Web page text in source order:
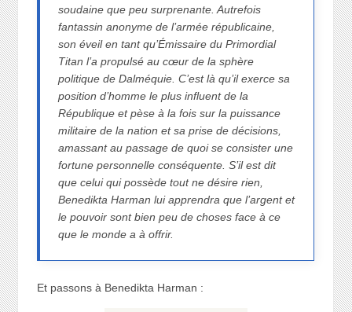
soudaine que peu surprenante. Autrefois
fantassin anonyme de l’armée républicaine,
son éveil en tant qu’Émissaire du Primordial
Titan l’a propulsé au cœur de la sphère
politique de Dalméquie. C’est là qu’il exerce sa
position d’homme le plus influent de la
République et pèse à la fois sur la puissance
militaire de la nation et sa prise de décisions,
amassant au passage de quoi se consister une
fortune personnelle conséquente. S’il est dit
que celui qui possède tout ne désire rien,
Benedikta Harman lui apprendra que l’argent et
le pouvoir sont bien peu de choses face à ce
que le monde a à offrir.
Et passons à Benedikta Harman :